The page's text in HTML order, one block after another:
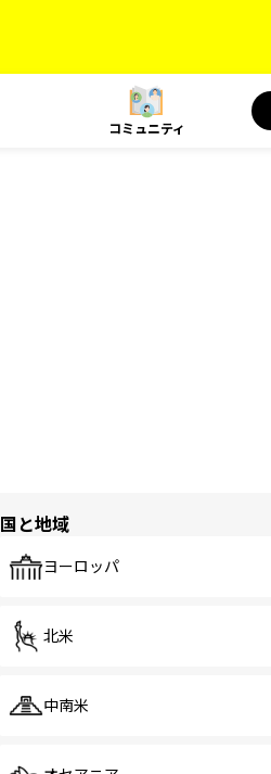
コミュニティ
国と地域
ヨーロッパ
北米
中南米